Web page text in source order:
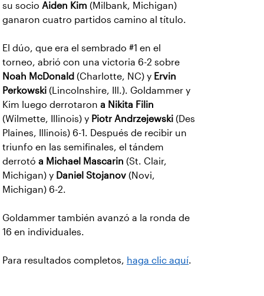
su socio Aiden Kim (Milbank, Michigan)
ganaron cuatro partidos camino al título.
El dúo, que era el sembrado #1 en el
torneo, abrió con una victoria 6-2 sobre
Noah McDonald (Charlotte, NC) y Ervin
Perkowski (Lincolnshire, Ill.). Goldammer y
Kim luego derrotaron a Nikita Filin
(Wilmette, Illinois) y Piotr Andrzejewski (Des
Plaines, Illinois) 6-1. Después de recibir un
triunfo en las semifinales, el tándem
derrotó a Michael Mascarin (St. Clair,
Michigan) y Daniel Stojanov (Novi,
Michigan) 6-2.
Goldammer también avanzó a la ronda de
16 en individuales.
Para resultados completos, haga clic aquí.